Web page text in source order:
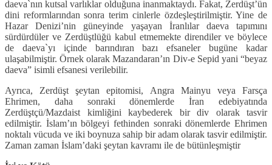
daeva`nın kutsal varlıklar olduğuna inanmaktaydı. Fakat, Zerdüşt’ün
dini reformlarından sonra terim cinlerle özdeşleştirilmiştir. Yine de
Hazar Denizi’nin güneyinde yaşayan İranlılar daeva tapımını
sürdürdüler ve Zerdüştlüğü kabul etmemekte direndiler ve böylece
de daeva`yı içinde barındıran bazı efsaneler bugüne kadar
ulaşabilmiştir. Örnek olarak Mazandaran’ın Div-e Sepid yani “beyaz
daeva” isimli efsanesi verilebilir.
Ayrıca, Zerdüşt şeytan epitomisi, Angra Mainyu veya Farsça
Ehrimen, daha sonraki dönemlerde İran edebiyatında
Zerdüştçü/Mazdaist kimliğini kaybederek bir div olarak tasvir
edilmiştir. İslam’ın bölgeyi fethinden sonraki dönemlerde Ehrimen
noktalı vücuda ve iki boynuza sahip bir adam olarak tasvir edilmiştir.
Zaman zaman İslam’daki şeytan kavramı ile de bütünleşmiştir